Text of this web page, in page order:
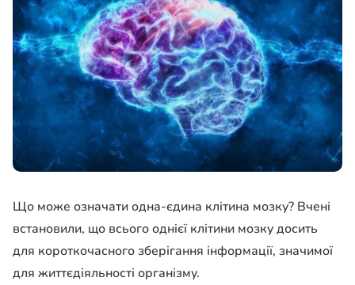
Що може означати одна-єдина клітина мозку? Вчені
встановили, що всього однієї клітини мозку досить
для короткочасного зберігання інформації, значимої
для життєдіяльності організму.